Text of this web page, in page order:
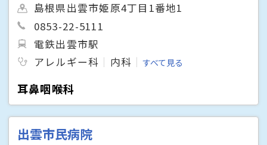
島根県出雲市姫原4丁目1番地1
0853-22-5111
電鉄出雲市駅
アレルギー科
内科 すべて見る
耳鼻咽喉科
出雲市民病院